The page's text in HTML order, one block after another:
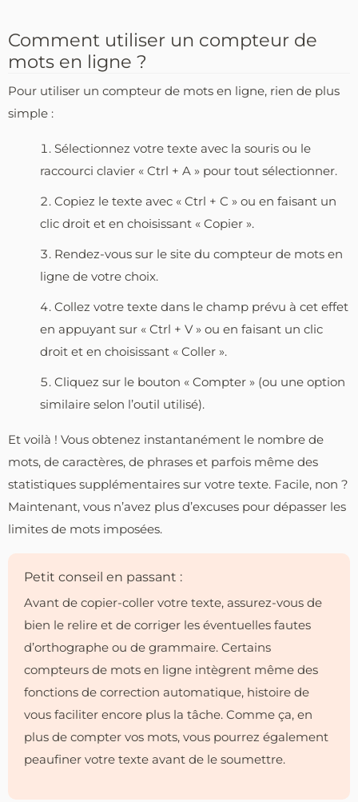
Comment utiliser un compteur de
mots en ligne ?
Pour utiliser un compteur de mots en ligne, rien de plus
simple :
Sélectionnez votre texte avec la souris ou le
raccourci clavier « Ctrl + A » pour tout sélectionner.
Copiez le texte avec « Ctrl + C » ou en faisant un
clic droit et en choisissant « Copier ».
Rendez-vous sur le site du compteur de mots en
ligne de votre choix.
Collez votre texte dans le champ prévu à cet effet
en appuyant sur « Ctrl + V » ou en faisant un clic
droit et en choisissant « Coller ».
Cliquez sur le bouton « Compter » (ou une option
similaire selon l’outil utilisé).
Et voilà ! Vous obtenez instantanément le nombre de
mots, de caractères, de phrases et parfois même des
statistiques supplémentaires sur votre texte. Facile, non ?
Maintenant, vous n’avez plus d’excuses pour dépasser les
limites de mots imposées.
Petit conseil en passant :
Avant de copier-coller votre texte, assurez-vous de
bien le relire et de corriger les éventuelles fautes
d’orthographe ou de grammaire. Certains
compteurs de mots en ligne intègrent même des
fonctions de correction automatique, histoire de
vous faciliter encore plus la tâche. Comme ça, en
plus de compter vos mots, vous pourrez également
peaufiner votre texte avant de le soumettre.